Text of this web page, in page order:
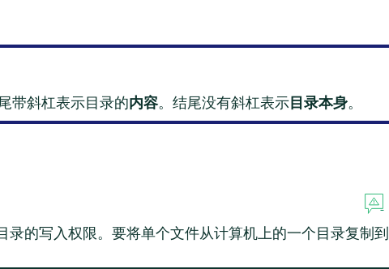
带斜杠表示目录的内容。结尾没有斜杠表示目录本身。
录的写入权限。要将单个文件从计算机上的一个目录复制到